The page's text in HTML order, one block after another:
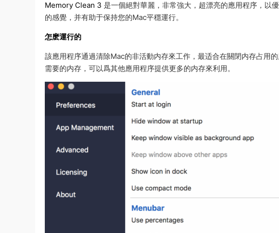
Memory Clean 3 是一個絕對華麗，非常強大，超漂亮的應用程序，以
的感覺，并有助于保持您的Mac平穩運行。
怎麽運行的
該應用程序通過清除Mac的非活動内存來工作，最适合在關閉内存占用
需要的内存，可以爲其他應用程序提供更多的内存來利用。